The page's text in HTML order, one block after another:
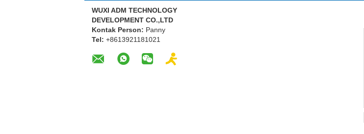
WUXI ADM TECHNOLOGY
DEVELOPMENT CO.,LTD
Kontak Person: Panny
Tel: +8613921181021